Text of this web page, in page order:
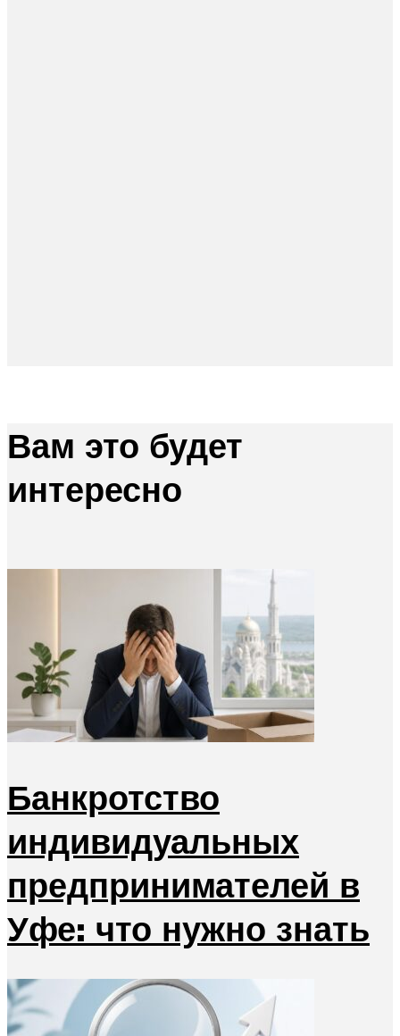
Вам это будет
интересно
Банкротство
индивидуальных
предпринимателей в
Уфе: что нужно знать